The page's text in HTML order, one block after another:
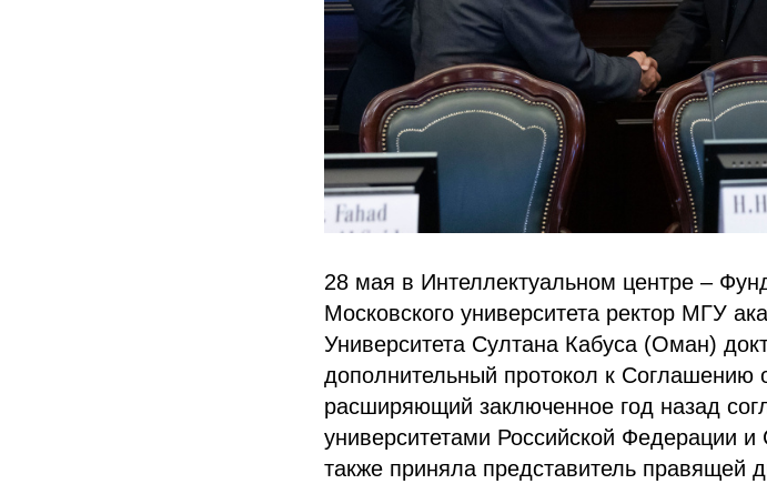
28 мая в Интеллектуальном центре –
Московского университета ректор МГУ
Университета Султана Кабуса (Оман)
дополнительный протокол к Соглашению
расширяющий заключенное год назад
университетами Российской Федерации
также приняла представитель правящей